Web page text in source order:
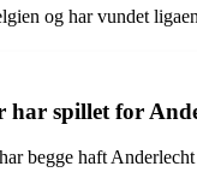
og har vundet
har spillet for
begge haft